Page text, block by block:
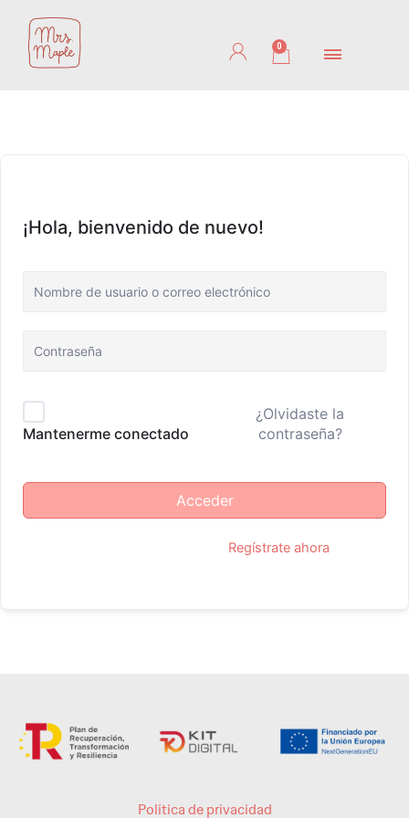
contenido
0
Cart
¡Hola, bienvenido de nuevo!
Mantenerme conectado
¿Olvidaste la
contraseña?
Acceder
Regístrate ahora
Política de privacidad